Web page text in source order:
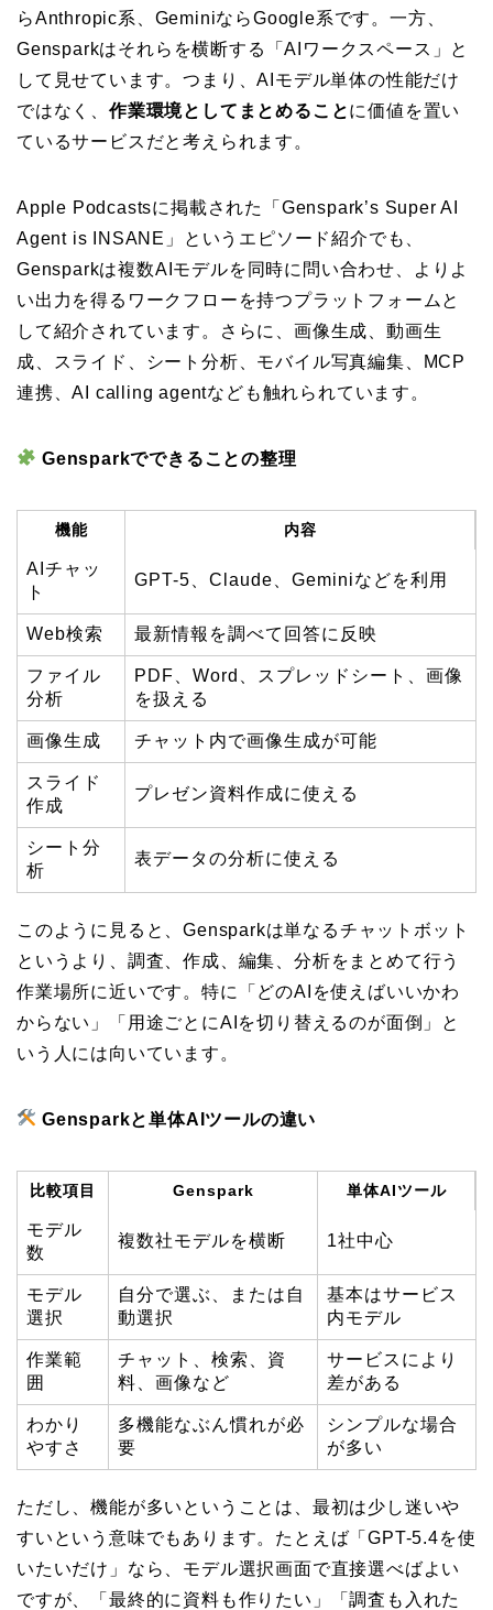
らAnthropic系、GeminiならGoogle系です。一方、
Gensparkはそれらを横断する「AIワークスペース」と
して見せています。つまり、AIモデル単体の性能だけ
ではなく、 作業環境としてまとめることに価値を置い
ているサービスだと考えられます。
Apple Podcastsに掲載された「Genspark’s Super AI
Agent is INSANE」というエピソード紹介でも、
Gensparkは複数AIモデルを同時に問い合わせ、よりよ
い出力を得るワークフローを持つプラットフォームと
して紹介されています。さらに、画像生成、動画生
成、スライド、シート分析、モバイル写真編集、MCP
連携、AI calling agentなども触れられています。
Gensparkでできることの整理
機能 内容
AIチャッ
ト
GPT-5、Claude、Geminiなどを利用
Web検索 最新情報を調べて回答に反映
ファイル
分析
PDF、Word、スプレッドシート、画像
を扱える
画像生成 チャット内で画像生成が可能
スライド
作成
プレゼン資料作成に使える
シート分
析
表データの分析に使える
このように見ると、Gensparkは単なるチャットボット
というより、調査、作成、編集、分析をまとめて行う
作業場所に近いです。特に「どのAIを使えばいいかわ
からない」「用途ごとにAIを切り替えるのが面倒」と
いう人には向いています。
Gensparkと単体AIツールの違い
比較項目 Genspark 単体AIツール
モデル
数
複数社モデルを横断 1社中心
モデル
選択
自分で選ぶ、または自
動選択
基本はサービス
内モデル
作業範
囲
チャット、検索、資
料、画像など
サービスにより
差がある
わかり
やすさ
多機能なぶん慣れが必
要
シンプルな場合
が多い
ただし、機能が多いということは、最初は少し迷いや
すいという意味でもあります。たとえば「GPT-5.4を使
いたいだけ」なら、モデル選択画面で直接選べばよい
ですが、「最終的に資料も作りたい」「調査も入れた